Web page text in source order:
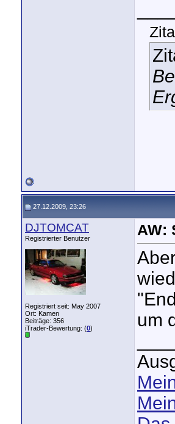
27.12.2009, 23:26
DJTOMCAT
Registrierter Benutzer
Registriert seit: May 2007
Ort: Kamen
Beiträge: 356
iTrader-Bewertung: (0)
AW:
um